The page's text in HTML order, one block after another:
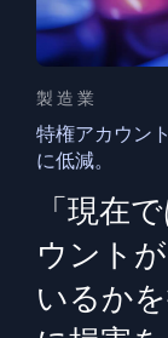
製造業
特権アカウン
に低減。
「現在
ウント
いるか